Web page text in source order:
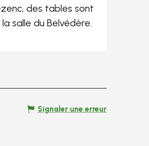
des tables sont
salle du Belvédère.
Signaler une erreur